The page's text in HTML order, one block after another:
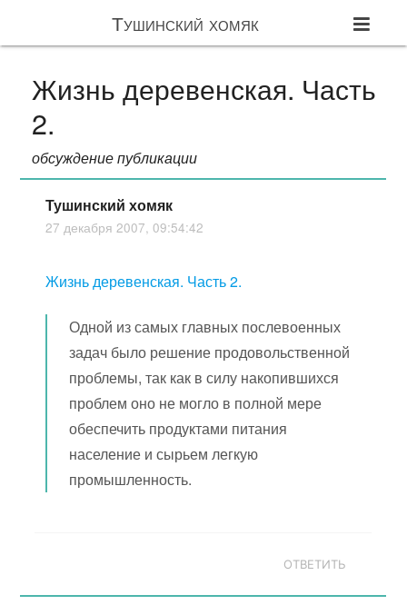
Тушинский хомяк
Жизнь деревенская. Часть
2.
обсуждение публикации
Тушинский хомяк
27 декабря 2007, 09:54:42
Жизнь деревенская. Часть 2.
Одной из самых главных послевоенных
задач было решение продовольственной
проблемы, так как в силу накопившихся
проблем оно не могло в полной мере
обеспечить продуктами питания
население и сырьем легкую
промышленность.
ОТВЕТИТЬ